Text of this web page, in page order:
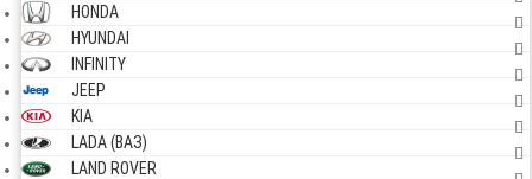
HONDA
HYUNDAI
INFINITY
JEEP
KIA
LADA (ВАЗ)
LAND ROVER